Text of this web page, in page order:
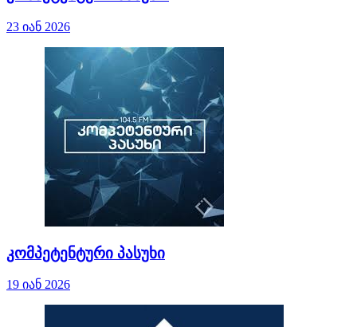
23 იან 2026
კომპეტენტური პასუხი
19 იან 2026